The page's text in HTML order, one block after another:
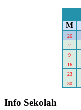
M
26
2
9
16
23
30
Info Sekolah